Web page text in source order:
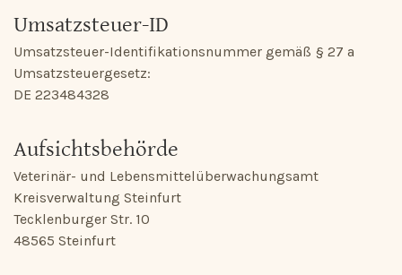
Umsatzsteuer-ID
Umsatzsteuer-Identifikationsnummer gemäß § 27 a
Umsatzsteuergesetz:
DE 223484328
Aufsichtsbehörde
Veterinär- und Lebensmittelüberwachungsamt
Kreisverwaltung Steinfurt
Tecklenburger Str. 10
48565 Steinfurt